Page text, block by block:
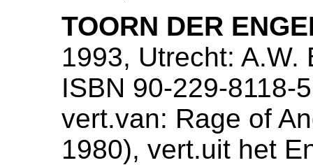
TOORN DER
1993, Utrecht:
ISBN 90-229-8118-
vert.van: Rage of
1980), vert.uit het